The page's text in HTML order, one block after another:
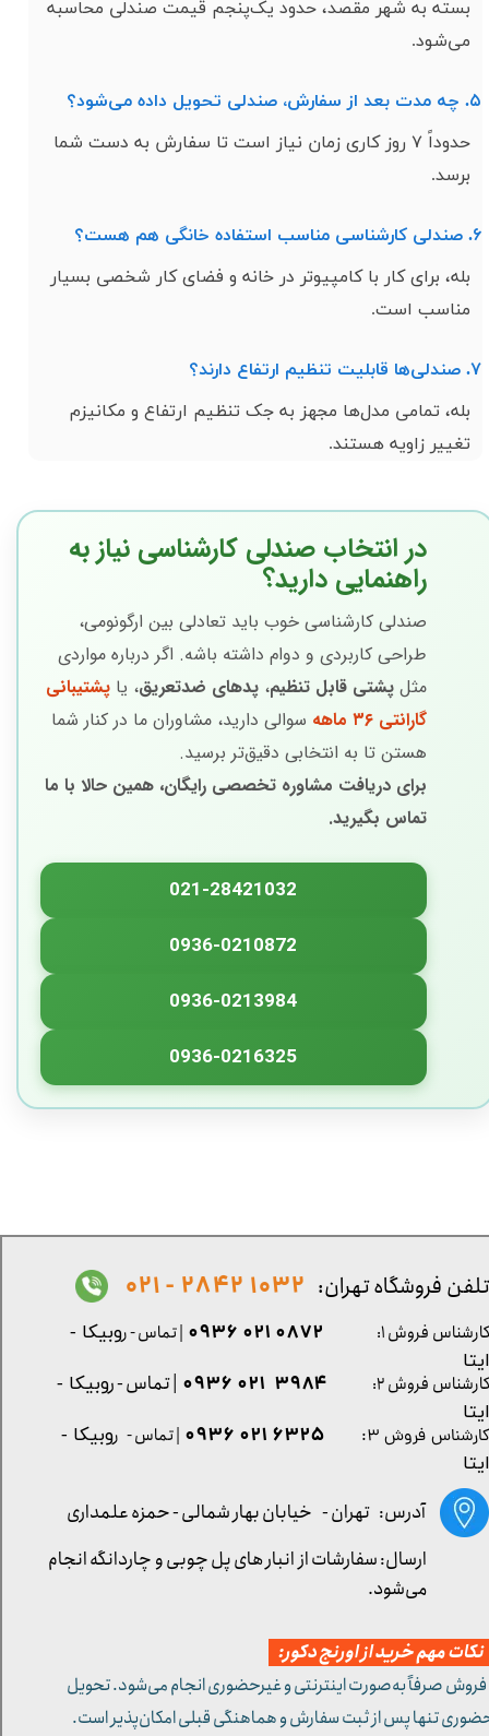
بسته به شهر مقصد، حدود یک‌پنجم قیمت صندلی محاسبه
می‌شود.
۵. چه مدت بعد از سفارش، صندلی تحویل داده می‌شود؟
حدوداً ۷ روز کاری زمان نیاز است تا سفارش به دست شما
برسد.
۶. صندلی کارشناسی مناسب استفاده خانگی هم هست؟
بله، برای کار با کامپیوتر در خانه و فضای کار شخصی بسیار
مناسب است.
۷. صندلی‌ها قابلیت تنظیم ارتفاع دارند؟
بله، تمامی مدل‌ها مجهز به جک تنظیم ارتفاع و مکانیزم
تغییر زاویه هستند.
در انتخاب صندلی کارشناسی نیاز به
راهنمایی دارید؟
صندلی کارشناسی خوب باید تعادلی بین ارگونومی،
طراحی کاربردی و دوام داشته باشه. اگر درباره مواردی
مثل پشتی قابل تنظیم، پدهای ضدتعریق، یا پشتیبانی
گارانتی ۳۶ ماهه
سوالی دارید، مشاوران ما در کنار شما
هستن تا به انتخابی دقیق‌تر برسید.
برای دریافت مشاوره تخصصی رایگان، همین حالا با ما
تماس بگیرید.
021-28421032
0936-0210872
0936-0213984
0936-0216325
کارشناس فروش ۳: ۶۳۲۵ ۰۲۱ ۰۹۳۶ | تماس - روبیکا -
ایتا
آدرس: تهران - خیابان بهار شمالی - حمزه علمداری
تلفن فروشگاه تهران: 1032 2842 - 021
مهم خرید از اورنج دکور:
صرفاً به‌صورت اینترنتی و غیرحضوری انجام می‌شود. تحویل
تنها پس از ثبت سفارش و هماهنگی قبلی امکان‌پذیر است.
کارشناس فروش ۱: 0872 021 0936 | تماس - روبیکا -
ایتا
کارشناس فروش ۲:
۳۹۸۴ ۰۲۱ ۰۹۳۶ | تماس - روبیکا -
ایتا
ارسال: سفارشات از انبار های پل چوبی و چاردانگه انجام
می‌شود.